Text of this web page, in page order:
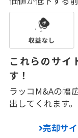
これらのサイ
す！
ラッコM&Aの幅
出してくれます。
売却サ